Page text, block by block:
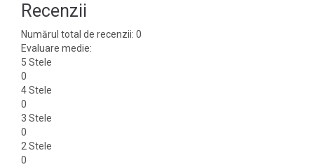
Recenzii
Numărul total de recenzii: 0
Evaluare medie:
5 Stele
0
4 Stele
0
3 Stele
0
2 Stele
0